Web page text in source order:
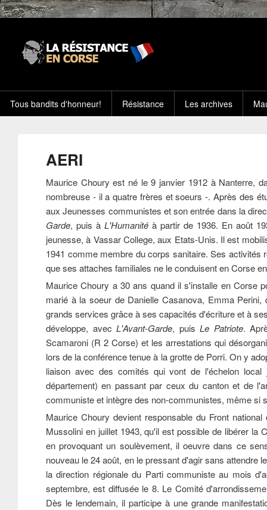
Tous bandits d'honneur! Résistance Les archives
AERI
Maurice Choury est né le 9 janvier 1912 à Nanterre,
nombreuse - il a quatre frères et soeurs -. Après des
aux Jeunesses communistes et son entrée dans la
Garde, puis à L'Humanitéà partir de 1936. En août
jeunesse, à Vassar College, aux Etats-Unis. Il est
1941 comme membre du corps sanitaire. Ses
que ses attaches familiales ne le conduisent en Corse
Maurice Choury a 30 ans quand il s'installe en Corse
marié à la soeur de Danielle Casanova, Emma
grands services grâce à ses capacités d'écriture et à
développe, avecL'Avant-Garde, puisLe Patriote.
Scamaroni (R 2 Corse) et les arrestations qui
lors de la conférence tenue à la grotte de Porri. On y
liaison avec des comités qui vont de l'échelon
département) en passant par ceux du canton et de
communiste et intègre des non-communistes, même
Maurice Choury devient responsable du Front
Mussolini en juillet 1943, qu'il est possible de libérer la
en provoquant un soulèvement, il oeuvre dans ce
nouveau le 24 août, en le pressant d'agir sans attendre
la direction régionale du Parti communiste au mois
septembre, est diffusée le 8. Le Comité
Dès le lendemain, il participe à une grande